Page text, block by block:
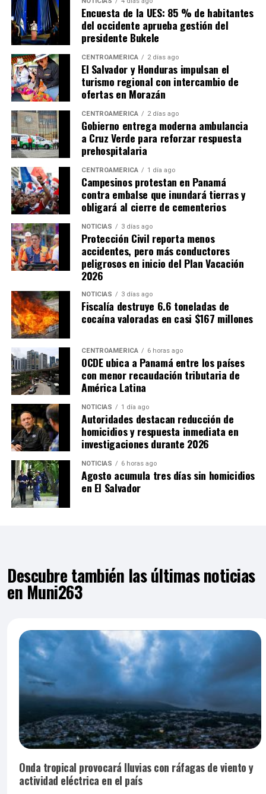
Encuesta de la UES: 85 % de habitantes
del occidente aprueba gestión del
presidente Bukele
CENTROAMÉRICA 2 días ago
El Salvador y Honduras impulsan el
turismo regional con intercambio de
ofertas en Morazán
CENTROAMÉRICA 2 días ago
Gobierno entrega moderna ambulancia
a Cruz Verde para reforzar respuesta
prehospitalaria
CENTROAMÉRICA 1 día ago
Campesinos protestan en Panamá
contra embalse que inundará tierras y
obligará al cierre de cementerios
NOTICIAS 3 días ago
Protección Civil reporta menos
accidentes, pero más conductores
peligrosos en inicio del Plan Vacación
2026
NOTICIAS 3 días ago
Fiscalía destruye 6.6 toneladas de
cocaína valoradas en casi $167 millones
CENTROAMÉRICA 6 horas ago
OCDE ubica a Panamá entre los países
con menor recaudación tributaria de
América Latina
NOTICIAS 1 día ago
Autoridades destacan reducción de
homicidios y respuesta inmediata en
investigaciones durante 2026
NOTICIAS 6 horas ago
Agosto acumula tres días sin homicidios
en El Salvador
Descubre también las últimas noticias
en Muni263
Onda tropical provocará lluvias con ráfagas de viento y
actividad eléctrica en el país